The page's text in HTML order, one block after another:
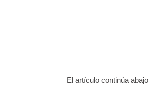
El artículo continúa abajo